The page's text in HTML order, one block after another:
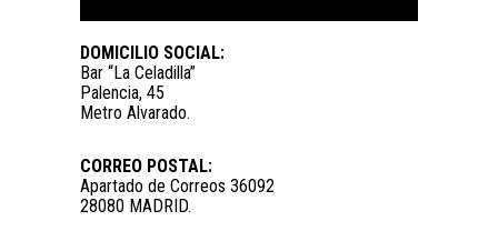
DOMICILIO SOCIAL:
Bar “La Celadilla”
Palencia, 45
Metro Alvarado.
CORREO POSTAL:
Apartado de Correos 36092
28080 MADRID.